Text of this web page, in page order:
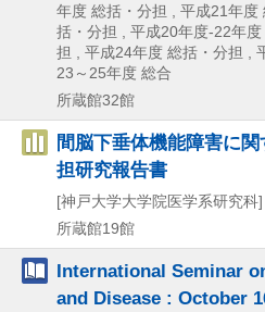
年度 総括・分担 , 平成21年
括・分担 , 平成20年度-22年
担 , 平成24年度 総括・分担 ,
23～25年度 総合
所蔵館32館
間脳下垂体機能障害に
担研究報告書
[神戸大学大学院医学系研究科]
所蔵館19館
International Seminar
and Disease : October